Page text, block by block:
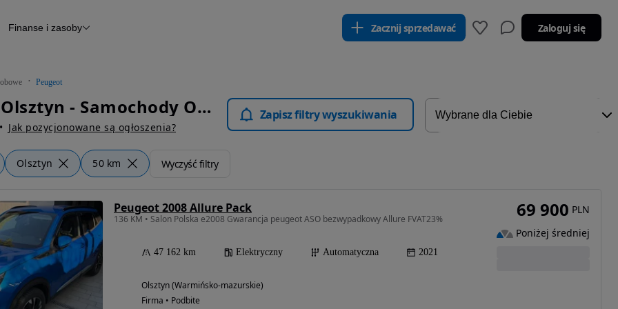
Raport z inspekcji
Otomoto News
Finanse i zasoby Zacznij sprzedawać Zaloguj się
Peugeot
Peugeot Olsztyn - Samochody Osobowe
Jak pozycjonowane są ogłoszenia?
Zapisz filtry wyszukiwania
Olsztyn 50 km Wyczyść filtry
Peugeot 2008 Allure Pack
136 KM • Salon Polska e2008 Gwarancja peugeot ASO bezwypadkowy Allure FVAT23%
47 162 km Elektryczny Automatyczna 2021
Olsztyn (Warmińsko-mazurskie)
Firma • Podbite
69 900 PLN
Poniżej średniej